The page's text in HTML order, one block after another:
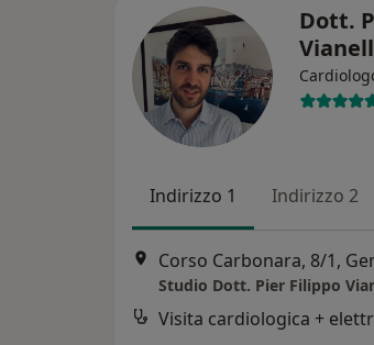
Dott.
Indirizzo 1 Indirizzo 2
Corso Carbonara, 8/1,
Studio Dott. Pier Filippo